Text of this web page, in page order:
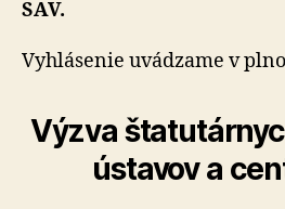
SAV.
Vyhlásenie uvádzame v
Výzva
ústavov a